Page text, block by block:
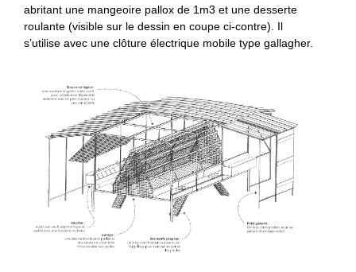
abritant une mangeoire pallox de 1m3 et une desserte
roulante (visible sur le dessin en coupe ci-contre). Il
s’utilise avec une clôture électrique mobile type gallagher.